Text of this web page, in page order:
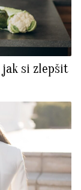
jak si zlepšit